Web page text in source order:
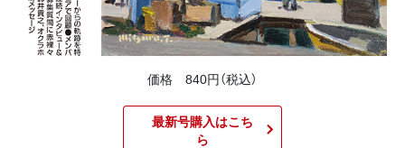
価格 840円（税込）
最新号購入はこち
ら​